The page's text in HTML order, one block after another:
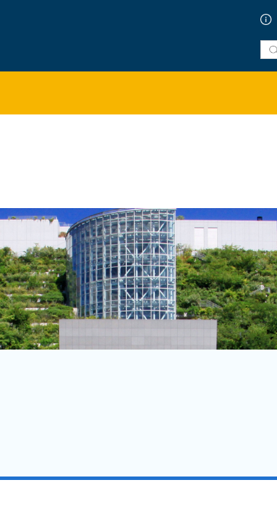
会議施設・宿泊施設
ユニークベニュー
プランニングツール
体験型プログラム
アトラクション